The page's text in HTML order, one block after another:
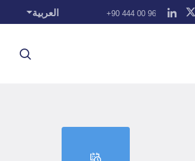
+90 444 00 96 العربية